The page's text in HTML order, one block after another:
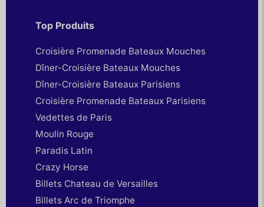
Top Produits
Croisière Promenade Bateaux Mouches
Dîner-Croisière Bateaux Mouches
Dîner-Croisière Bateaux Parisiens
Croisière Promenade Bateaux Parisiens
Vedettes de Paris
Moulin Rouge
Paradis Latin
Crazy Horse
Billets Chateau de Versailles
Billets Arc de Triomphe